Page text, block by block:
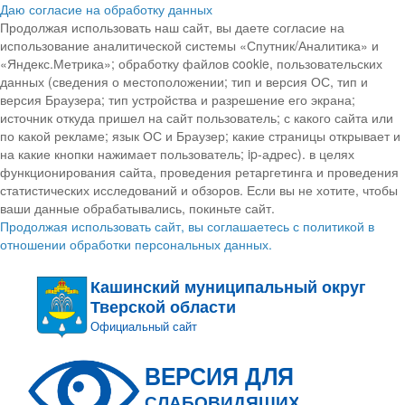
Даю согласие на обработку данных
Продолжая использовать наш сайт, вы даете согласие на
использование аналитической системы «Спутник/Аналитика» и
«Яндекс.Метрика»; обработку файлов cookie, пользовательских
данных (сведения о местоположении; тип и версия ОС, тип и
версия Браузера; тип устройства и разрешение его экрана;
источник откуда пришел на сайт пользователь; с какого сайта или
по какой рекламе; язык ОС и Браузер; какие страницы открывает и
на какие кнопки нажимает пользователь; ip-адрес). в целях
функционирования сайта, проведения ретаргетинга и проведения
статистических исследований и обзоров. Если вы не хотите, чтобы
ваши данные обрабатывались, покиньте сайт.
Продолжая использовать сайт, вы соглашаетесь с политикой в
отношении обработки персональных данных.